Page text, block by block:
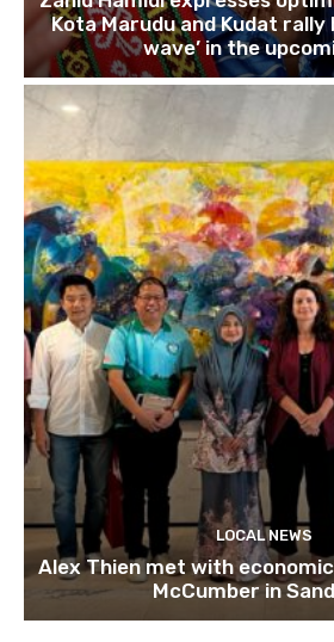
Kota Marudu and Kudat rally
wave’ in the
LOCAL NEWS
Alex Thien met with
McCumber in